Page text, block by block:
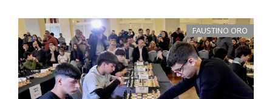
FAUSTINO ORO